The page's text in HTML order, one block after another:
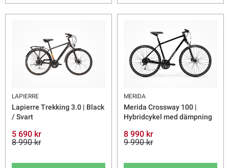
LAPIERRE
Lapierre Trekking 3.0 | Black
/ Svart
5 690 kr
8 990 kr
MERIDA
Merida Crossway 100 |
Hybridcykel med dämpning
8 990 kr
9 990 kr